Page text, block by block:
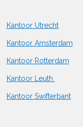
Kantoor Utrecht
Kantoor Amsterdam
Kantoor Rotterdam
Kantoor Leuth
Kantoor Swifterbant